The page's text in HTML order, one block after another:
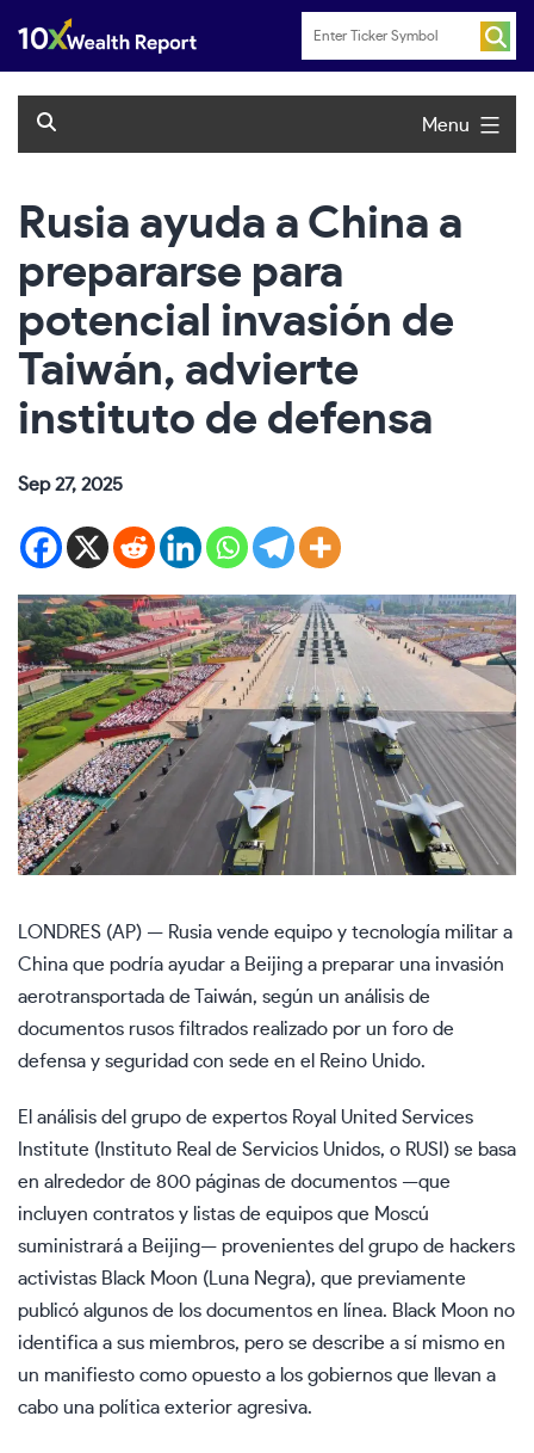
content
Menu
Rusia ayuda a China a
prepararse para
potencial invasión de
Taiwán, advierte
instituto de defensa
Sep 27, 2025
LONDRES (AP) — Rusia vende equipo y tecnología militar a
China que podría ayudar a Beijing a preparar una invasión
aerotransportada de Taiwán, según un análisis de
documentos rusos filtrados realizado por un foro de
defensa y seguridad con sede en el Reino Unido.
El análisis del grupo de expertos Royal United Services
Institute (Instituto Real de Servicios Unidos, o RUSI) se basa
en alrededor de 800 páginas de documentos —que
incluyen contratos y listas de equipos que Moscú
suministrará a Beijing— provenientes del grupo de hackers
activistas Black Moon (Luna Negra), que previamente
publicó algunos de los documentos en línea. Black Moon no
identifica a sus miembros, pero se describe a sí mismo en
un manifiesto como opuesto a los gobiernos que llevan a
cabo una política exterior agresiva.